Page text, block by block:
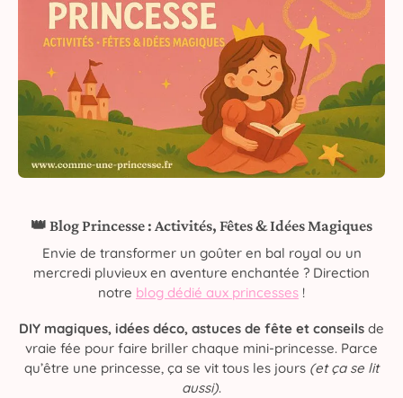
👑 Blog Princesse : Activités, Fêtes & Idées Magiques
Envie de transformer un goûter en bal royal ou un
mercredi pluvieux en aventure enchantée ? Direction
notre blog dédié aux princesses !
DIY magiques, idées déco, astuces de fête et conseils de
vraie fée pour faire briller chaque mini-princesse. Parce
qu’être une princesse, ça se vit tous les jours (et ça se lit
aussi).